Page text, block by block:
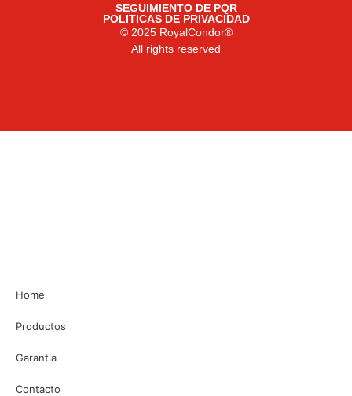
SEGUIMIENTO DE PQR
POLITICAS DE PRIVACIDAD
© 2025 RoyalCondor®
All rights reserved
Home
Productos
Garantia
Contacto